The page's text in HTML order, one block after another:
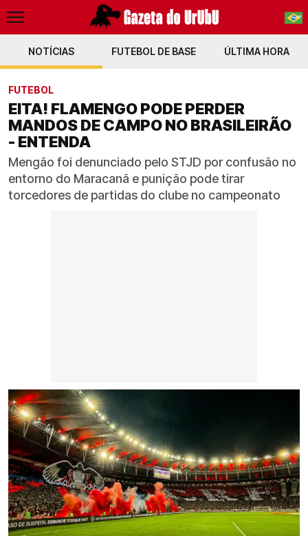
PT-BR
NOTÍCIAS FUTEBOL DE BASE ÚLTIMA HORA
FUTEBOL
EITA! FLAMENGO PODE PERDER
MANDOS DE CAMPO NO BRASILEIRÃO
- ENTENDA
Mengão foi denunciado pelo STJD por confusão no
entorno do Maracanã e punição pode tirar
torcedores de partidas do clube no campeonato